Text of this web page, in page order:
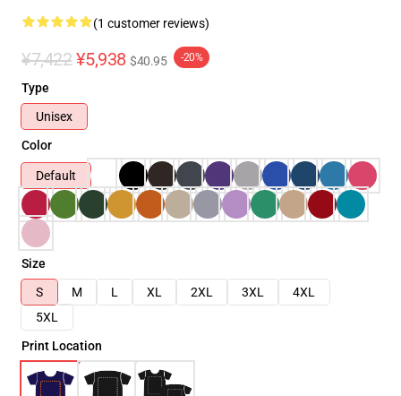
(1 customer reviews)
¥7,422 ¥5,938 $40.95 -20%
Type
Unisex
Color
Default
Size
S
M L XL 2XL 3XL
4XL
5XL
Print Location